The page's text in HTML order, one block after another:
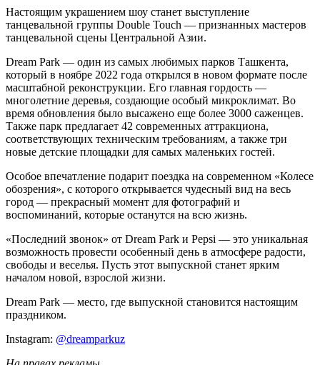
Настоящим украшением шоу станет выступление
танцевальной группы Double Touch — признанных мастеров
танцевальной сцены Центральной Азии.
Dream Park — один из самых любимых парков Ташкента,
который в ноябре 2022 года открылся в новом формате после
масштабной реконструкции. Его главная гордость —
многолетние деревья, создающие особый микроклимат. Во
время обновления было высажено еще более 3000 саженцев.
Также парк предлагает 42 современных аттракциона,
соответствующих техническим требованиям, а также три
новые детские площадки для самых маленьких гостей.
Особое впечатление подарит поездка на современном «Колесе
обозрения», с которого открывается чудесный вид на весь
город — прекрасный момент для фотографий и
воспоминаний, которые останутся на всю жизнь.
«Последний звонок» от Dream Park и Pepsi — это уникальная
возможность провести особенный день в атмосфере радости,
свободы и веселья. Пусть этот выпускной станет ярким
началом новой, взрослой жизни.
Dream Park — место, где выпускной становится настоящим
праздником.
Instagram: @dreamparkuz